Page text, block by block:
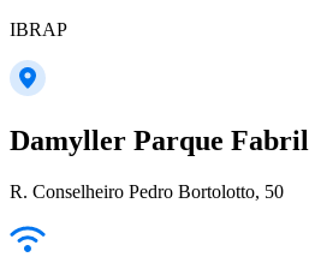
IBRAP
Damyller Parque Fabril
R. Conselheiro Pedro Bortolotto, 50